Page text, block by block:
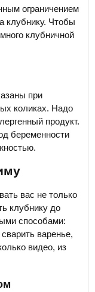
ограничением
клубнику. Чтобы
клубничной
при
коликах. Надо
продукт.
беременности
вас не только
клубнику до
способами:
варенье,
видео, из